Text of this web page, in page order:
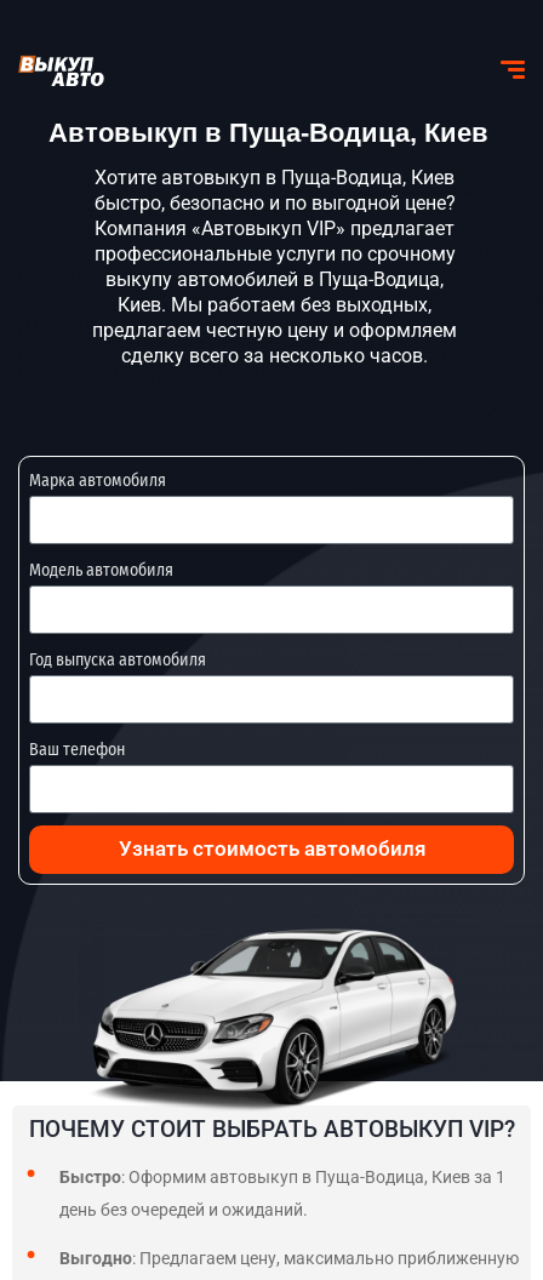
Автовыкуп в Пуща-Водица, Киев
Хотите автовыкуп в Пуща-Водица, Киев
быстро, безопасно и по выгодной цене?
Компания «Автовыкуп VIP» предлагает
профессиональные услуги по срочному
выкупу автомобилей в Пуща-Водица,
Киев. Мы работаем без выходных,
предлагаем честную цену и оформляем
сделку всего за несколько часов.
Марка автомобиля
Модель автомобиля
Год выпуска автомобиля
Ваш телефон
Узнать стоимость автомобиля
ПОЧЕМУ СТОИТ ВЫБРАТЬ АВТОВЫКУП VIP?
Быстро: Оформим автовыкуп в Пуща-Водица, Киев за 1
день без очередей и ожиданий.
Выгодно: Предлагаем цену, максимально приближенную